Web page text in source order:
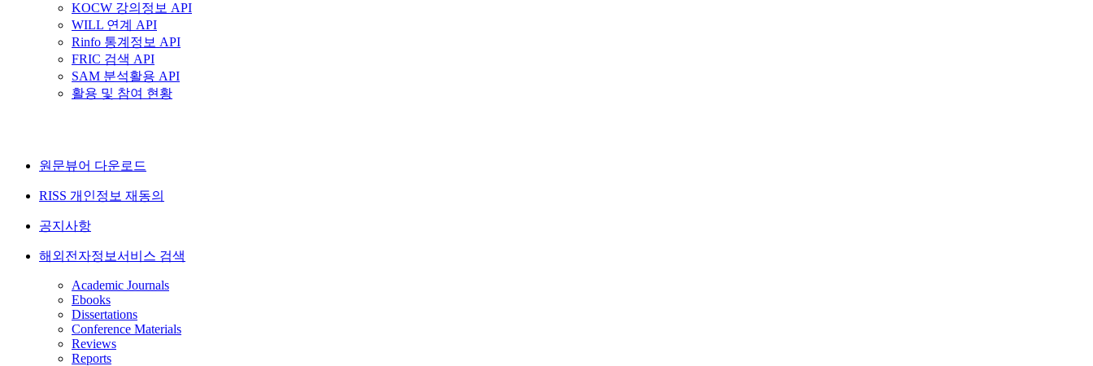
KOCW 강의정보 API
WILL 연계 API
Rinfo 통계정보 API
FRIC 검색 API
SAM 분석활용 API
활용 및 참여 현황
원문뷰어 다운로드
RISS 개인정보 재동의
공지사항
해외전자정보서비스 검색
Academic Journals
Ebooks
Dissertations
Conference Materials
Reviews
Reports